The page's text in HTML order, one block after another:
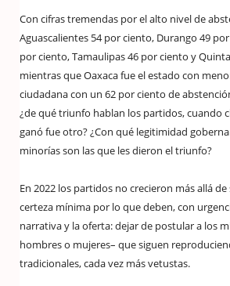
Con cifras tremendas por el alto nivel de
Aguascalientes 54 por ciento, Durango 49
por ciento, Tamaulipas 46 por ciento y
mientras que Oaxaca fue el estado con
ciudadana con un 62 por ciento de
¿de qué triunfo hablan los partidos, cuando
ganó fue otro? ¿Con qué legitimidad
minorías son las que les dieron el triunfo?
En 2022 los partidos no crecieron más allá
certeza mínima por lo que deben, con
narrativa y la oferta: dejar de postular a los
hombres o mujeres– que siguen
tradicionales, cada vez más vetustas.